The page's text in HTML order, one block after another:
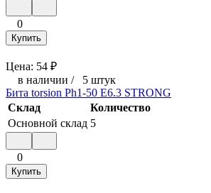
0
Купить
Цена: 54 ₽
в наличии / 5 штук
Бита torsion Ph1-50 E6.3 STRONG
Склад
Количество
Основной склад 5
0
Купить